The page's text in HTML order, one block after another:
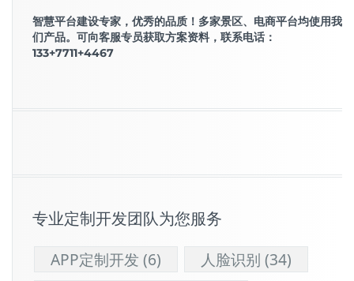
智慧平台建设专家，优秀的品质！多家景区、电商平台均使用我
们产品。可向客服专员获取方案资料，联系电话：
133+7711+4467
专业定制开发团队为您服务
APP定制开发 (6) 人脸识别 (34)